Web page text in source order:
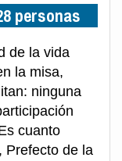
personas
de la vida
la misa,
ninguna
cuanto
Prefecto de la